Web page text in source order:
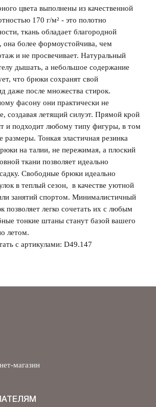
на этом компьютере
Забыли свой пароль?
цвета выполнены из качественной
170 г/м² - это полотно
ткань обладает благородной
она более формоустойчива, чем
и не просвечивает. Натуральный
дышать, а небольшое содержание
что брюки сохранят свой
даже после множества стирок.
фасону они практически не
создавая летящий силуэт. Прямой крой
и подходит любому типу фигуры, в том
размеры. Тонкая эластичная резинка
на талии, не пережимая, а плоский
ткани позволяет идеально
Свободные брюки идеально
в теплый сезон, в качестве уютной
занятий спортом. Минималистичный
позволяет легко сочетать их с любым
тонкие штаны станут базой вашего
летом.
с артикулами: D49.147
магазин